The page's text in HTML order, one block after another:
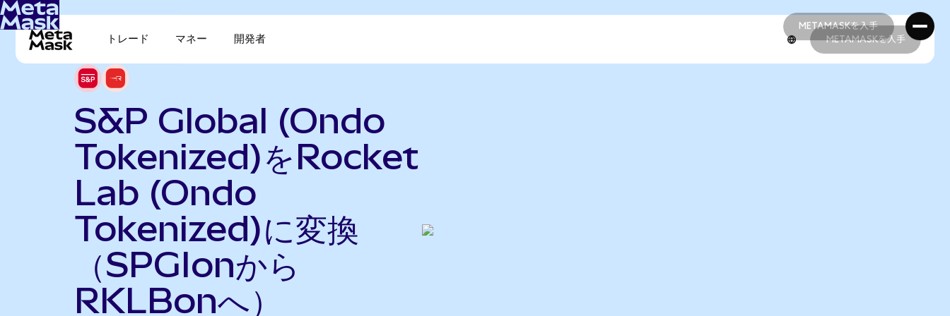
METAMASKを入手
METAMASKを入手
トレード マネー 開発者 METAMASKを入手
S&P Global (Ondo
Tokenized)をRocket
Lab (Ondo
Tokenized)に変換
（SPGIonから
RKLBonへ）